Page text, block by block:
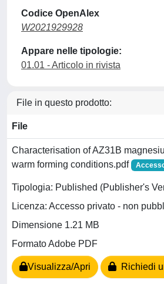
Codice OpenAlex
W2021929928
Appare nelle tipologie:
01.01 - Articolo in rivista
File in questo prodotto:
File
Characterisation of AZ31B
warm forming conditions.pdf
Tipologia: Published (Publisher's
Licenza: Accesso privato - non
Dimensione 1.21 MB
Formato Adobe PDF
Visualizza/Apri Richiedi